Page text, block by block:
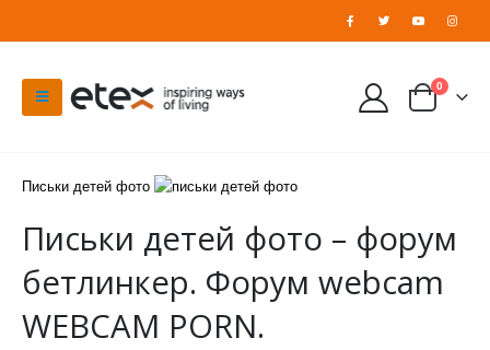
0
Письки детей фото
Письки детей фото – форум
бетлинкер. Форум webcam
WEBCAM PORN.